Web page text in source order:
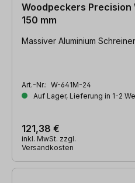
Woodpeckers Precision
150 mm
Massiver Aluminium
Art.-Nr.: W-641M-24
Auf Lager, Lieferung in 1-2
121,38 €
inkl. MwSt. zzgl.
Versandkosten